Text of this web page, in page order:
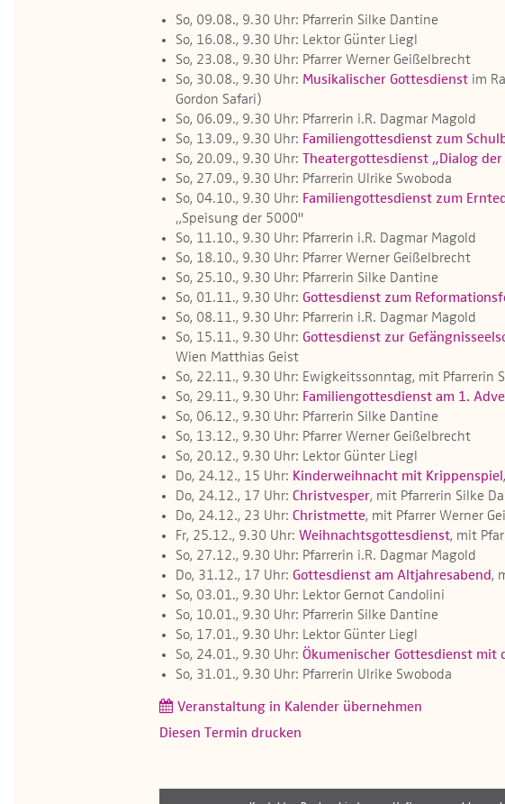
So, 09.08., 9.30 Uhr: Pfarrerin Silke Dantine
So, 16.08., 9.30 Uhr: Lektor Günter Liegl
So, 23.08., 9.30 Uhr: Pfarrer Werner Geißelbrecht
So, 30.08., 9.30 Uhr: Musikalischer Gottesdienst im
Gordon Safari)
So, 06.09., 9.30 Uhr: Pfarrerin i.R. Dagmar Magold
So, 13.09., 9.30 Uhr: Familiengottesdienst zum
So, 20.09., 9.30 Uhr:
Theatergottesdienst „Dialog
So, 27.09., 9.30 Uhr: Pfarrerin Ulrike Swoboda
So, 04.10., 9.30 Uhr: Familiengottesdienst zum
„Speisung der 5000"
So, 11.10., 9.30 Uhr: Pfarrerin i.R. Dagmar Magold
So, 18.10., 9.30 Uhr: Pfarrer Werner Geißelbrecht
So, 25.10., 9.30 Uhr: Pfarrerin Silke Dantine
So, 01.11., 9.30 Uhr: Gottesdienst zum
So, 08.11., 9.30 Uhr: Pfarrerin i.R. Dagmar Magold
So, 15.11., 9.30 Uhr: Gottesdienst zur
Wien Matthias Geist
So, 22.11., 9.30 Uhr: Ewigkeitssonntag, mit Pfarrerin
So, 29.11., 9.30 Uhr: Familiengottesdienst am 1.
So, 06.12., 9.30 Uhr: Pfarrerin Silke Dantine
So, 13.12., 9.30 Uhr: Pfarrer Werner Geißelbrecht
So, 20.12., 9.30 Uhr: Lektor Günter Liegl
Do, 24.12., 15 Uhr: Kinderweihnacht mit Krippenspiel
Do, 24.12., 17 Uhr: Christvesper, mit Pfarrerin Silke
Do, 24.12., 23 Uhr: Christmette, mit Pfarrer Werner
Fr, 25.12., 9.30 Uhr: Weihnachtsgottesdienst, mit
So, 27.12., 9.30 Uhr: Pfarrerin i.R. Dagmar Magold
Do, 31.12., 17 Uhr: Gottesdienst am Altjahresabend,
So, 03.01., 9.30 Uhr: Lektor Gernot Candolini
So, 10.01., 9.30 Uhr: Pfarrerin Silke Dantine
So, 17.01., 9.30 Uhr: Lektor Günter Liegl
So, 24.01., 9.30 Uhr: Ökumenischer Gottesdienst mit
So, 31.01., 9.30 Uhr: Pfarrerin Ulrike Swoboda
Veranstaltung in Kalender übernehmen
Diesen Termin drucken